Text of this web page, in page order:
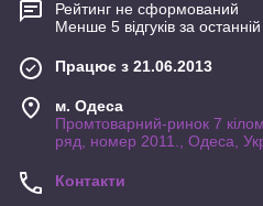
Рейтинг не сформований
Менше 5 відгуків за останній
Працює з 21.06.2013
м. Одеса
Промтоварний-ринок 7
ряд, номер 2011., Одеса,
Контакти